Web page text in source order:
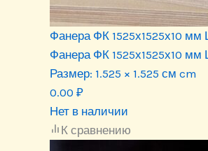
Фанера ФК 1525х1525х10 мм
Фанера ФК 1525х1525х10 мм
Размер: 1.525 × 1.525 см cm
0.00 ₽
Нет в наличии
К сравнению